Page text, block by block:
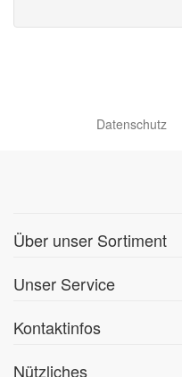
Datenschutz
Über unser Sortiment
Unser Service
Kontaktinfos
Nützliches